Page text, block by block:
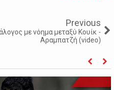
Previous
με νόημα μεταξύ Κουίκ -
Αραμπατζή (video)